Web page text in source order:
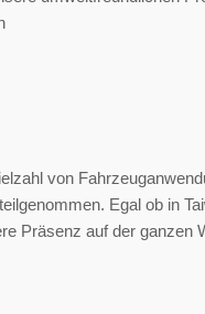
von
Egal ob in
Präsenz auf der ganzen